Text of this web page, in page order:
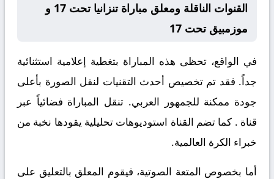
القنوات الناقلة ومعلق مباراة تنزانيا تحت 17 و
موزمبيق تحت 17
في الواقع، تحظى هذه المباراة بتغطية إعلامية استثنائية
جداً. فقد تم تخصيص أحدث التقنيات لنقل الصورة بأعلى
جودة ممكنة للجمهور العربي. تنقل المباراة فضائياً عبر
قناة . كما تضم القناة استوديوهات تحليلية يقودها نخبة من
خبراء الكرة العالمية.
أما بخصوص المتعة الصوتية، فيقوم المعلق بالتعليق على